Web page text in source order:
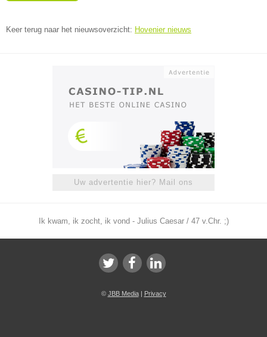
Keer terug naar het nieuwsoverzicht: Hovenier nieuws
Uw advertentie hier? Mail ons
Ik kwam, ik zocht, ik vond - Julius Caesar / 47 v.Chr. ;)
© JBB Media| Privacy